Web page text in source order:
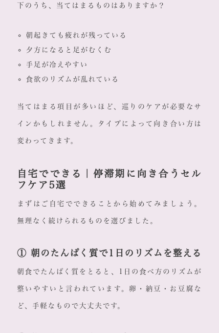
下のうち、当てはまるものはありますか？
朝起きても疲れが残っている
夕方になると足がむくむ
手足が冷えやすい
食欲のリズムが乱れている
当てはまる項目が多いほど、巡りのケアが必要なサ
インかもしれません。タイプによって向き合い方は
変わってきます。
自宅でできる｜停滞期に向き合うセル
フケア5選
まずはご自宅でできることから始めてみましょう。
無理なく続けられるものを選びました。
① 朝のたんぱく質で1日のリズムを整える
朝食でたんぱく質をとると、1日の食べ方のリズムが
整いやすいと言われています。卵・納豆・お豆腐な
ど、手軽なもので大丈夫です。